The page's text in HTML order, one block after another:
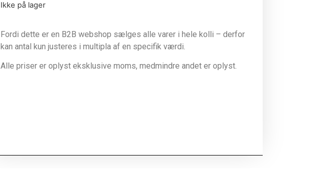
Ikke på lager
Fordi dette er en B2B webshop sælges alle varer i hele kolli – derfor
kan antal kun justeres i multipla af en specifik værdi.
Alle priser er oplyst eksklusive moms, medmindre andet er oplyst.